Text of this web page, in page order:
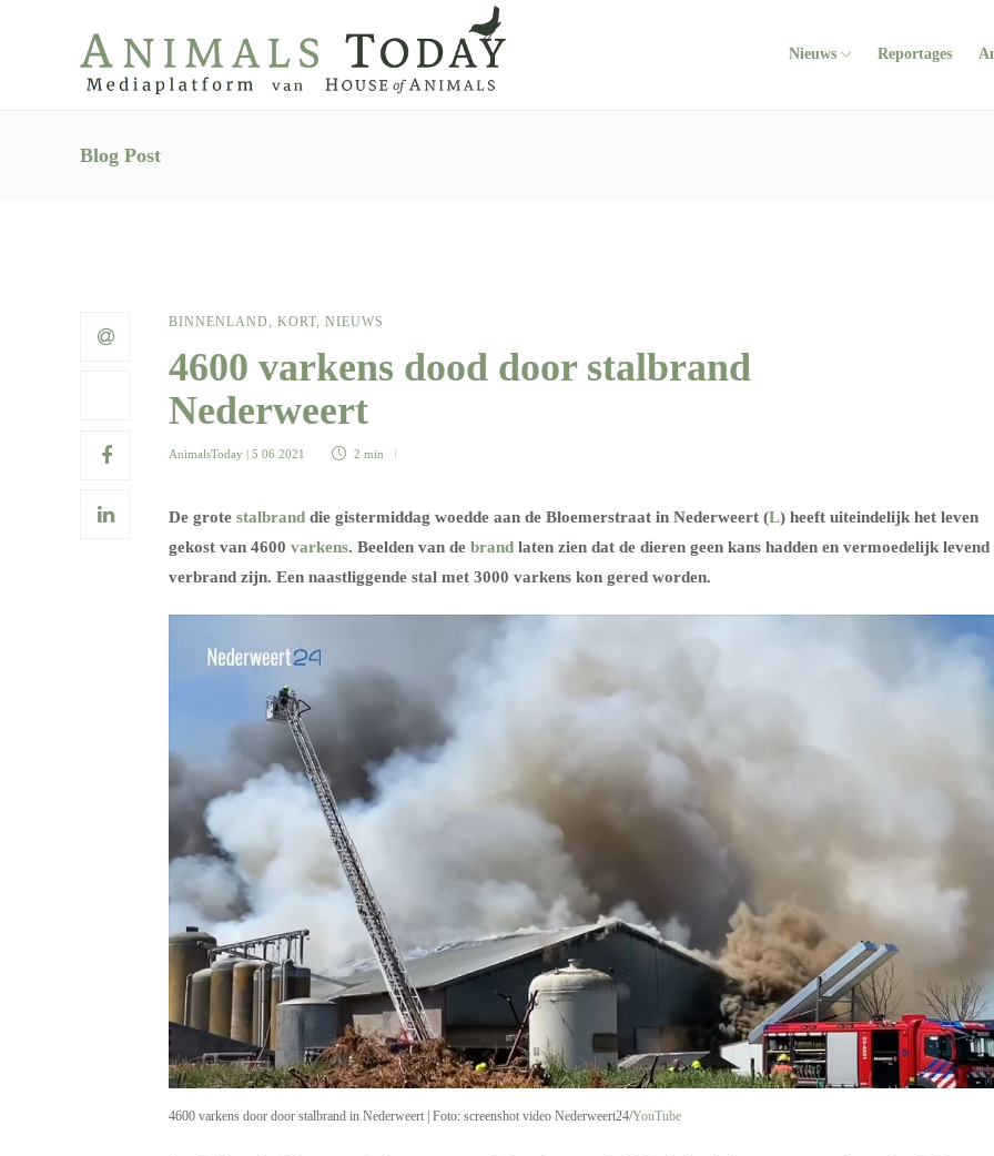
Nieuws Reportages
Blog Post
BINNENLAND, KORT, NIEUWS
4600 varkens dood door stalbrand
Nederweert
AnimalsToday | 5 06 2021 2 min
De grote stalbrand die gistermiddag woedde aan de Bloemerstraat in Nederweert (L) heeft uiteindelijk het leven
gekost van 4600 varkens. Beelden van de brand laten zien dat de dieren geen kans hadden en vermoedelijk levend
verbrand zijn. Een naastliggende stal met 3000 varkens kon gered worden.
4600 varkens door door stalbrand in Nederweert | Foto: screenshot video Nederweert24/YouTube